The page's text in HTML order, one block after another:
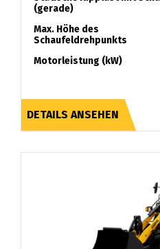
(gerade)
Max. Höhe des
Schaufeldrehpunkts
Motorleistung (kW)
DETAILS ANSEHEN